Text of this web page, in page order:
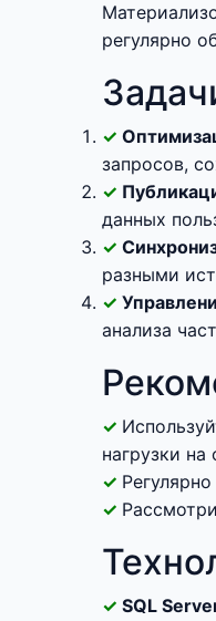
регулярно
запросов,
данных
разными
анализа
нагрузки
SQL